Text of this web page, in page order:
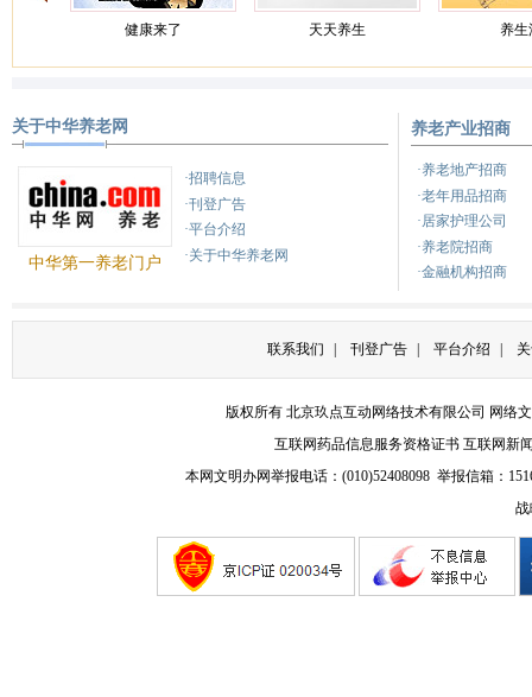
健康来了 天天养生 养生
关于中华养老网
中华第一养老门户
·招聘信息
·刊登广告
·平台介绍
·关于中华养老网
养老产业招商
·养老地产招商
·老年用品招商
·居家护理公司
·养老院招商
·金融机构招商
联系我们 刊登广告 平台介绍
版权所有 北京玖点互动网络技术有限公司 网络
互联网药品信息服务资格证书 互联网新
本网文明办网举报电话：(010)52408098 举报信箱：